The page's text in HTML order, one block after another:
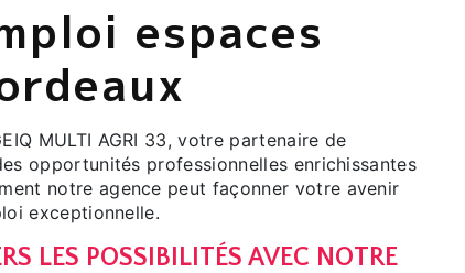
espaces
MULTI AGRI 33, votre partenaire de
opportunités professionnelles enrichissantes
notre agence peut façonner votre avenir
exceptionnelle.
LES POSSIBILITÉS AVEC NOTRE